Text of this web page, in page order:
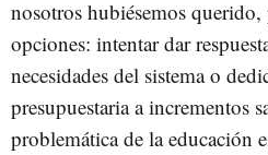
nosotros hubiésemos
opciones: intentar dar
necesidades del sistema o
presupuestaria a incrementos
problemática de la educación